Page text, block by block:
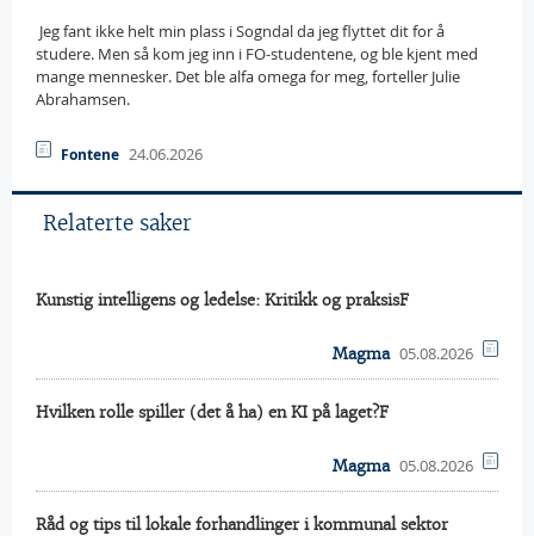
 Jeg fant ikke helt min plass i Sogndal da jeg flyttet dit for å
studere. Men så kom jeg inn i FO-studentene, og ble kjent med
mange mennesker. Det ble alfa omega for meg, forteller Julie
Abrahamsen.
Fontene 24.06.2026
Relaterte saker
Kunstig intelligens og ledelse: Kritikk og praksisF
Magma 05.08.2026
Hvilken rolle spiller (det å ha) en KI på laget?F
Magma 05.08.2026
Råd og tips til lokale forhandlinger i kommunal sektor